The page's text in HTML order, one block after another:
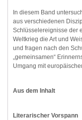
In diesem Band
aus verschiedenen
Schlüsselereignisse der
Weltkrieg die Art und
und fragen nach den
„gemeinsamen“
Umgang mit
Aus dem Inhalt
Literarischer Vorspann